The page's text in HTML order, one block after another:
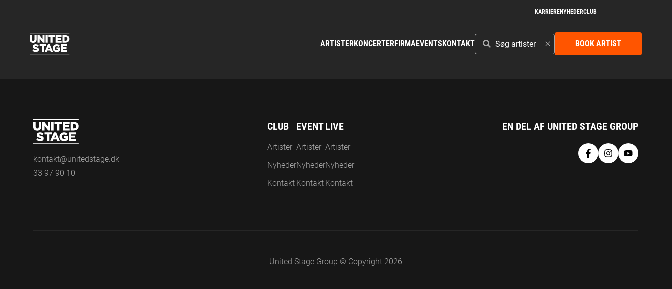
KARRIERENYHEDERCLUB
ARTISTERKONCERTERFIRMAEVENTS KONTAKTSØG
ARTISTER
BOOK ARTIST
kontakt@unitedstage.dk
33 97 90 10
CLUB
Artister
Nyheder
Kontakt
EVENT
Artister
Nyheder
Kontakt
LIVE
Artister
Nyheder
Kontakt
EN DEL AF UNITED STAGE GROUP
United Stage Group © Copyright 2026